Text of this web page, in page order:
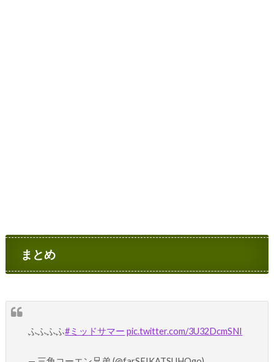
まとめ
ふふふふ#ミッドサマー pic.twitter.com/3U32DcmSNI